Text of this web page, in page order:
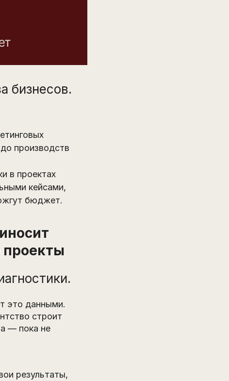
бизнесов.
производств
в проектах
кейсами,
бюджет.
проекты
это данными.
строит
— пока не
результаты,